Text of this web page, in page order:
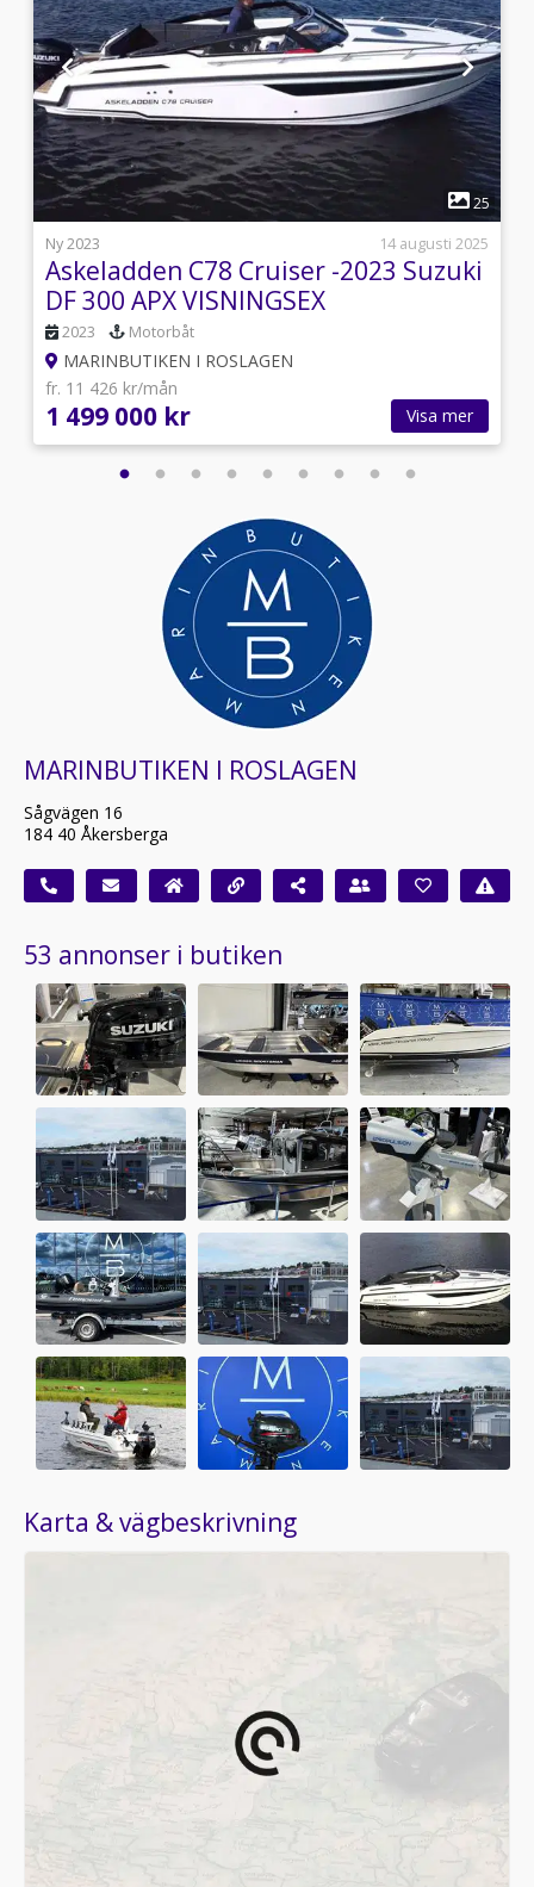
1
25
Ny 2023
14 augusti 2025
Askeladden C78 Cruiser -2023 Suzuki
DF 300 APX VISNINGSEX
2023 Motorbåt
MARINBUTIKEN I ROSLAGEN
fr. 11 426 kr/mån
1 499 000 kr Visa mer
MARINBUTIKEN I ROSLAGEN
Sågvägen 16
184 40 Åkersberga
53 annonser i butiken
Karta & vägbeskrivning